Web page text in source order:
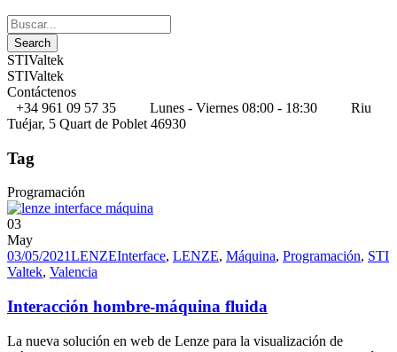
STIValtek
STIValtek
Contáctenos
+34 961 09 57 35
Lunes - Viernes 08:00 - 18:30
Riu
Tuéjar, 5 Quart de Poblet 46930
Tag
Programación
03
May
03/05/2021LENZEInterface, LENZE, Máquina, Programación, STI
Valtek, Valencia
Interacción hombre-máquina fluida
La nueva solución en web de Lenze para la visualización de